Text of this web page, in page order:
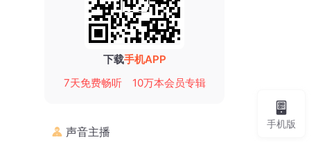
下载手机APP
7天免费畅听
10万本会员专辑
声音主播
手机版